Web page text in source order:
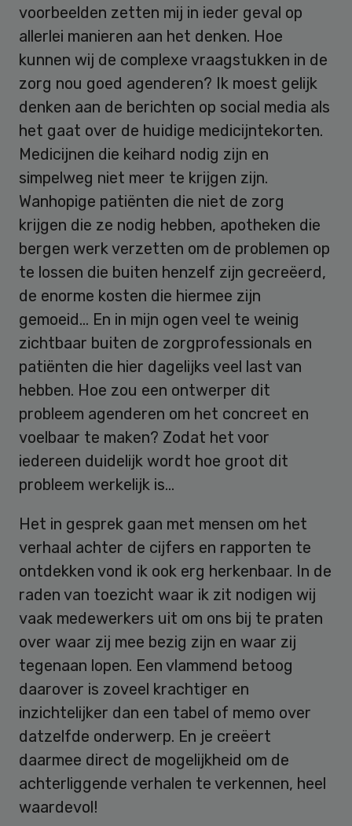
voorbeelden zetten mij in ieder geval op
allerlei manieren aan het denken. Hoe
kunnen wij de complexe vraagstukken in de
zorg nou goed agenderen? Ik moest gelijk
denken aan de berichten op social media als
het gaat over de huidige medicijntekorten.
Medicijnen die keihard nodig zijn en
simpelweg niet meer te krijgen zijn.
Wanhopige patiënten die niet de zorg
krijgen die ze nodig hebben, apotheken die
bergen werk verzetten om de problemen op
te lossen die buiten henzelf zijn gecreëerd,
de enorme kosten die hiermee zijn
gemoeid… En in mijn ogen veel te weinig
zichtbaar buiten de zorgprofessionals en
patiënten die hier dagelijks veel last van
hebben. Hoe zou een ontwerper dit
probleem agenderen om het concreet en
voelbaar te maken? Zodat het voor
iedereen duidelijk wordt hoe groot dit
probleem werkelijk is…
Het in gesprek gaan met mensen om het
verhaal achter de cijfers en rapporten te
ontdekken vond ik ook erg herkenbaar. In de
raden van toezicht waar ik zit nodigen wij
vaak medewerkers uit om ons bij te praten
over waar zij mee bezig zijn en waar zij
tegenaan lopen. Een vlammend betoog
daarover is zoveel krachtiger en
inzichtelijker dan een tabel of memo over
datzelfde onderwerp. En je creëert
daarmee direct de mogelijkheid om de
achterliggende verhalen te verkennen, heel
waardevol!